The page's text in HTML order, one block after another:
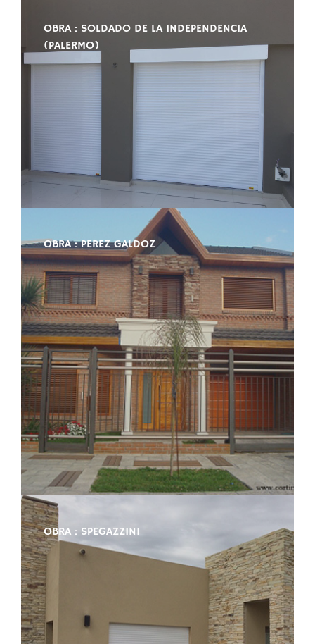
OBRA : SOLDADO DE LA INDEPENDENCIA
(PALERMO)
OBRA : PEREZ GALDOZ
OBRA : SPEGAZZINI